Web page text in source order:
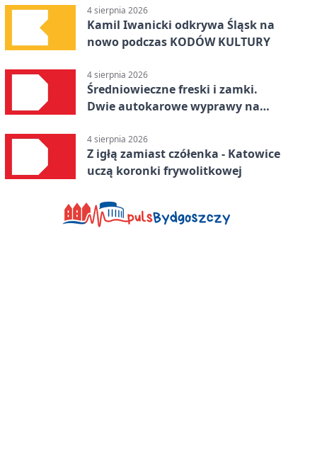
4 sierpnia 2026
Kamil Iwanicki odkrywa Śląsk na
nowo podczas KODÓW KULTURY
4 sierpnia 2026
Średniowieczne freski i zamki.
Dwie autokarowe wyprawy na
4 sierpnia 2026
Z igłą zamiast czółenka - Katowice
uczą koronki frywolitkowej